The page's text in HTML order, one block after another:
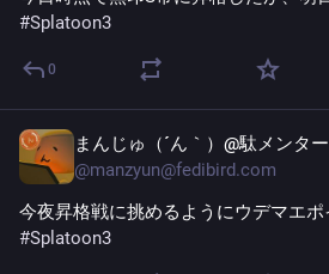
#Splatoon3
0
まんじゅ（´ん｀）@駄メンター
@manzyun@fedibird.com
#Splatoon3